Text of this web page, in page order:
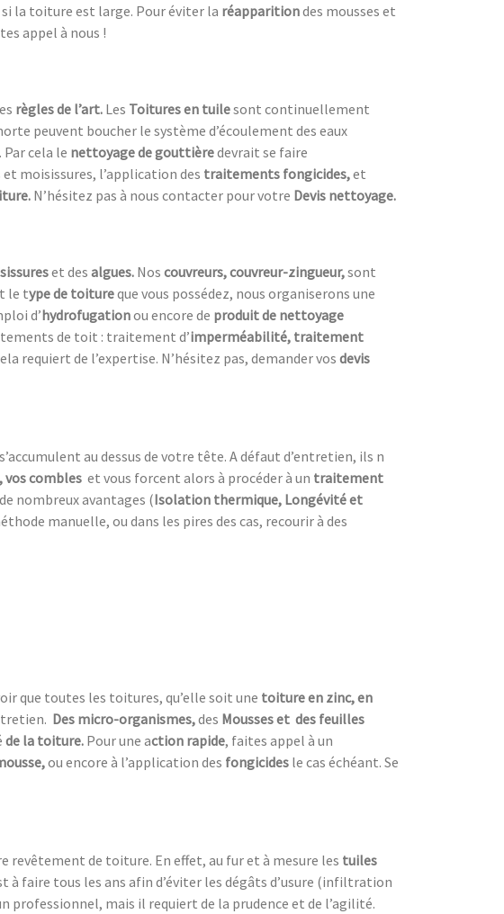
la toiture est large. Pour éviter la réapparitiondes mousses et
appel à nous !
règles de l’art. Les Toitures en tuilesont continuellement
peuvent boucher le système d’écoulement des eaux
cela le nettoyage de gouttièredevrait se faire
moisissures, l’application des traitements fongicides,et
N’hésitez pas à nous contacter pour votre Devis nettoyage.
et des algues. Nos couvreurs, couvreur-zingueur,sont
le type de toitureque vous possédez, nous organiserons une
d’hydrofugationou encore de produit de nettoyage
de toit : traitement d’imperméabilité, traitement
requiert de l’expertise. N’hésitez pas, demander vos devis
au dessus de votre tête. A défaut d’entretien, ils n
combles et vous forcent alors à procéder à un traitement
nombreux avantages (Isolation thermique, Longévité et
manuelle, ou dans les pires des cas, recourir à des
que toutes les toitures, qu’elle soit une toiture en zinc, en
Des micro-organismes,des Mousses et des feuilles
de la toiture. Pour une action rapide, faites appel à un
ou encore à l’application des fongicides le cas échéant. Se
revêtement de toiture. En effet, au fur et à mesure les tuiles
à faire tous les ans afin d’éviter les dégâts d’usure (infiltration
professionnel, mais il requiert de la prudence et de l’agilité.